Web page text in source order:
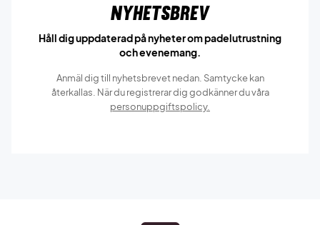
Nyhetsbrev
Håll dig uppdaterad på nyheter om padelutrustning
och evenemang.
Anmäl dig till nyhetsbrevet nedan. Samtycke kan
återkallas. När du registrerar dig godkänner du våra
personuppgiftspolicy.